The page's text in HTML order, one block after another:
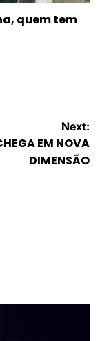
quem tem
Next:
EM NOVA
DIMENSÃO